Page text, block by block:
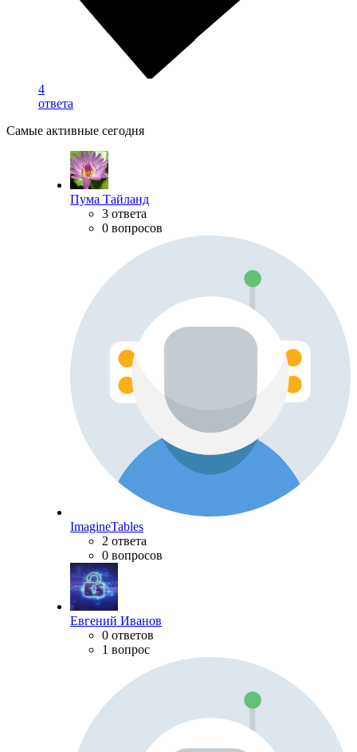
4
ответа
Самые активные сегодня
Пума Тайланд
3 ответа
0 вопросов
ImagineTables
2 ответа
0 вопросов
Евгений Иванов
0 ответов
1 вопрос